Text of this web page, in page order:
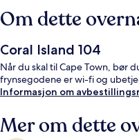
Om dette
Coral Island 104
Når du skal til Cape Town, bør
frynsegodene er wi-fi og
Informasjon om
Mer om dette